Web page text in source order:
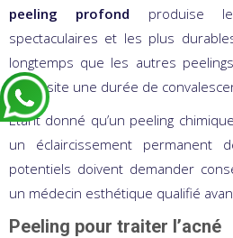
peeling profond produise
spectaculaires et les plus
longtemps que les autres
nécessite une durée de
Étant donné qu’un peeling
un éclaircissement permanent
potentiels doivent demander
un médecin esthétique qualifié
Peeling pour traiter l’acné